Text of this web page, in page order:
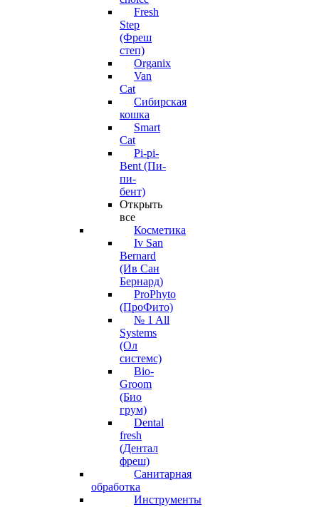
Fresh
Step
(Фреш
степ)
Organix
Van
Cat
Сибирская
кошка
Smart
Cat
Pi-pi-
Bent (Пи-
пи-
бент)
Открыть
все
Косметика
Iv San
Bernard
(Ив Сан
Бернард)
ProPhyto
(ПроФито)
№ 1 All
Systems
(Ол
системс)
Bio-
Groom
(Био
грум)
Dental
fresh
(Дентал
фреш)
Санитарная
обработка
Инструменты